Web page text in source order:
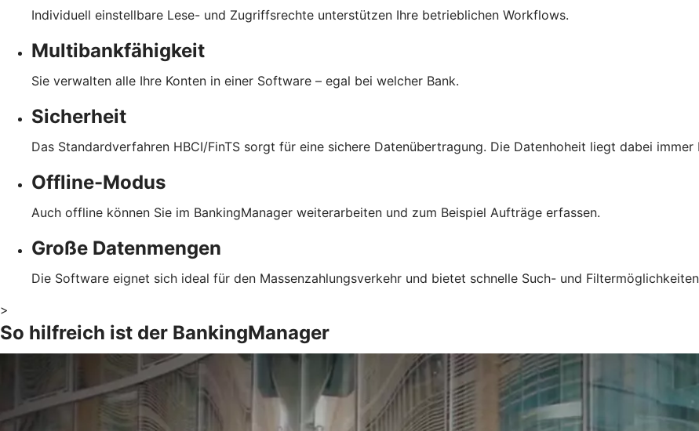
Individuell einstellbare Lese- und Zugriffsrechte unterstützen Ihre betrieblichen Workflows.
Multibankfähigkeit
Sie verwalten alle Ihre Konten in einer Software – egal bei welcher Bank.
Sicherheit
Das Standardverfahren HBCI/FinTS sorgt für eine sichere Datenübertragung. Die Datenhoheit liegt dabei immer
Offline-Modus
Auch offline können Sie im BankingManager weiterarbeiten und zum Beispiel Aufträge erfassen.
Große Datenmengen
Die Software eignet sich ideal für den Massenzahlungsverkehr und bietet schnelle Such- und
>
So hilfreich ist der BankingManager